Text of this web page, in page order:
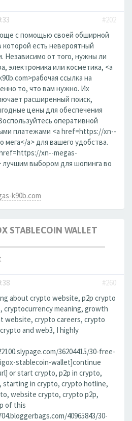
#202
с помощью своей обширной
есть невероятный
Независимо от того, нужны ли
электроника или косметика, <a
ссылка на
то, что вам нужно. Их
расширенный поиск,
цены для обеспечения
оперативной
платежами <a href=https://xn--
мега</a> для вашего удобства.
xn--megas-
лучшим выбором для шопинга во
k90b.com
STABLECOIN WALLET
#260
about crypto website, p2p crypto
cryptocurrency meaning, growth
website, crypto careers, crypto
and web3, I highly
36204415/30-free-
stablecoin-wallet]continue
or start crypto, p2p in crypto,
starting in crypto, crypto hotline,
website crypto, crypto p2p,
of this
40965843/30-